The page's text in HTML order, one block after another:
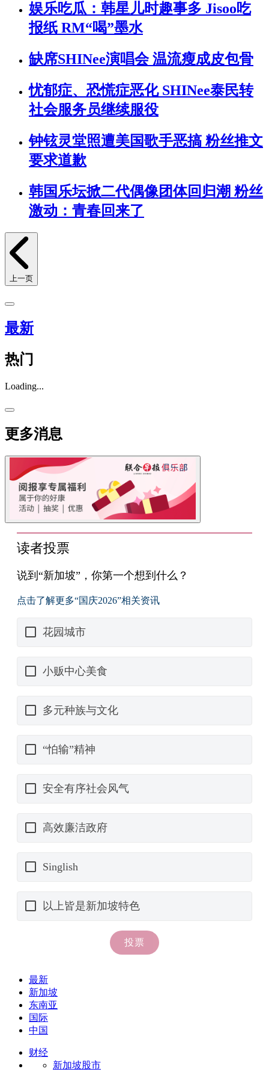
娱乐吃瓜：韩星儿时趣事多 Jisoo吃
报纸 RM“喝”墨水
缺席SHINee演唱会 温流瘦成皮包骨
忧郁症、恐慌症恶化 SHINee泰民转
社会服务员继续服役
钟铉灵堂照遭美国歌手恶搞 粉丝推文
要求道歉
韩国乐坛掀二代偶像团体回归潮 粉丝
激动：青春回来了
上一页
最新
热门
Loading...
更多消息
最新
新加坡
东南亚
国际
中国
财经
新加坡股市